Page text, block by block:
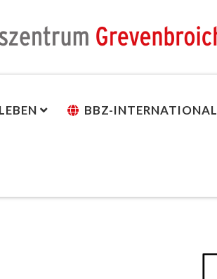
BBZ-INTERNATIONAL